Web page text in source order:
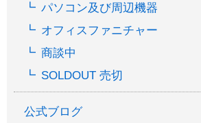
パソコン及び周辺機器
オフィスファニチャー
商談中
SOLDOUT 売切
公式ブログ